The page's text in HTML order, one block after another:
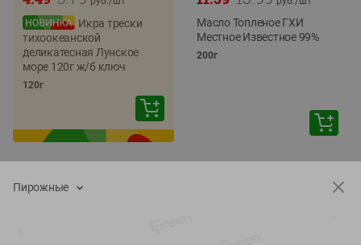
Икра трески
тихоокеанской
деликатесная Лунское
море 120г ж/б ключ
120г
Масло Топленое ГХИ
Местное Известное 99%
200г
Пирожные